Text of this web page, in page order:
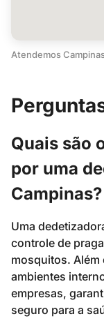
Atendemos
Quais são
por uma
Campinas?
Uma
controle de
mosquitos. Além
ambientes
empresas,
seguro para a